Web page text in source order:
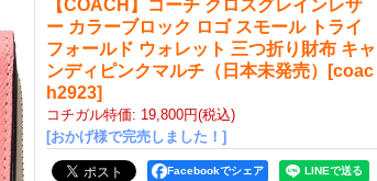
【COACH】コーチ クロスグレインレザ
ー カラーブロック ロゴ スモール トライ
フォールド ウォレット 三つ折り財布 キャ
ンディピンクマルチ（日本未発売）
[coac
h2923]
コチガル特価: 19,800円(税込)
[おかげ様で完売しました！]
Facebookでシェア